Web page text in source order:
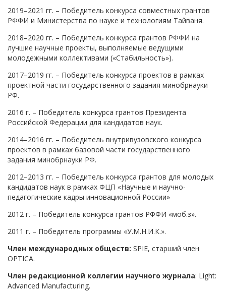
2019–2021 гг. – Победитель конкурса совместных грантов
РФФИ и Министерства по науке и технологиям Тайваня.
2018–2020 гг. – Победитель конкурса грантов РФФИ на
лучшие научные проекты, выполняемые ведущими
молодежными коллективами («Стабильность»).
2017–2019 гг. – Победитель конкурса проектов в рамках
проектной части государственного задания минобрнауки
РФ.
2016 г. – Победитель конкурса грантов Президента
Российской Федерации для кандидатов наук.
2014–2016 гг. – Победитель внутривузовского конкурса
проектов в рамках базовой части государственного
задания минобрнауки РФ.
2012–2013 гг. – Победитель конкурса грантов для молодых
кандидатов наук в рамках ФЦП «Научные и научно-
педагогические кадры инновационной России»
2012 г. – Победитель конкурса грантов РФФИ «моб.з».
2011 г. – Победитель программы «У.М.Н.И.К.».
Член международных обществ: SPIE, старший член
OPTICA.
Член редакционной коллегии научного журнала: Light:
Advanced Manufacturing.